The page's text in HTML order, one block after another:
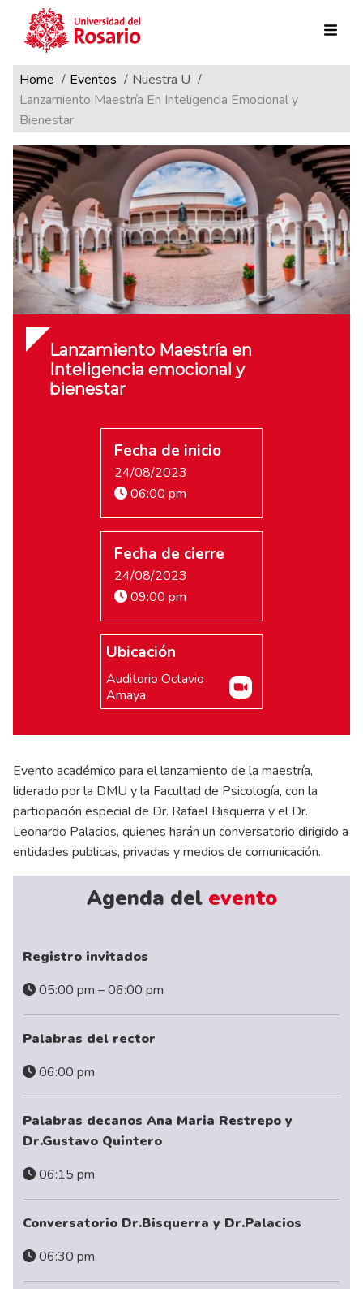
Pasar al contenido principal
Ruta de navegación
Home Eventos
Nuestra U
Lanzamiento Maestría En Inteligencia Emocional y
Bienestar
Lanzamiento Maestría en
Inteligencia emocional y
bienestar
Fecha de inicio
24/08/2023
06:00 pm
Fecha de cierre
24/08/2023
09:00 pm
Ubicación
Auditorio Octavio
Amaya
Evento académico para el lanzamiento de la maestría,
liderado por la DMU y la Facultad de Psicología, con la
participación especial de Dr. Rafael Bisquerra y el Dr.
Leonardo Palacios, quienes harán un conversatorio dirigido a
entidades publicas, privadas y medios de comunicación.
Agenda del evento
Registro invitados
05:00 pm – 06:00 pm
Palabras del rector
06:00 pm
Palabras decanos Ana Maria Restrepo y
Dr.Gustavo Quintero
06:15 pm
Conversatorio Dr.Bisquerra y Dr.Palacios
06:30 pm